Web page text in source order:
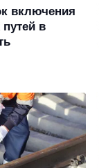
включения
в